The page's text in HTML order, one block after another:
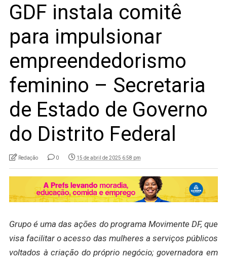
GDF instala comitê
para impulsionar
empreendedorismo
feminino – Secretaria
de Estado de Governo
do Distrito Federal
Redação 0 15 de abril de 2025 6:58 pm
Grupo é uma das ações do programa Movimente DF, que
visa facilitar o acesso das mulheres a serviços públicos
voltados à criação do próprio negócio; governadora em